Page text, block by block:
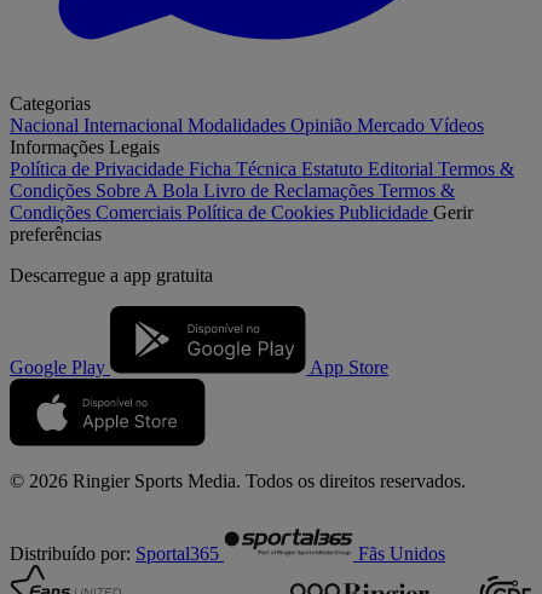
Categorias
Nacional Internacional Modalidades Opinião Mercado Vídeos
Informações Legais
Política de Privacidade Ficha Técnica Estatuto Editorial Termos &
Condições Sobre A Bola Livro de Reclamações Termos &
Condições Comerciais Política de Cookies Publicidade Gerir
preferências
Descarregue a app gratuita
Google Play App Store
© 2026 Ringier Sports Media. Todos os direitos reservados.
Distribuído por: Sportal365 Fãs Unidos